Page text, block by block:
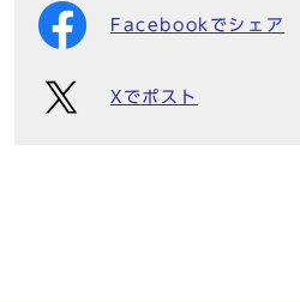
Facebookでシェア
Xでポスト